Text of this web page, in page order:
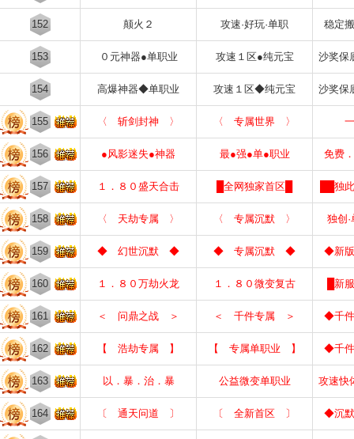
152 颠火２ 攻速·好玩·单职 稳定
153 ０元神器●单职业 攻速１区●纯元宝 沙奖保
154 高爆神器◆单职业 攻速１区◆纯元宝 沙奖保
155 〈 斩剑封神 〉 〈 专属世界 〉
156 ●风影迷失●神器 最●强●单●职业 免费
157 １．８０盛天合击 █全网独家首区█ ██独
158 〈 天劫专属 〉 〈 专属沉默 〉 独创
159 ◆ 幻世沉默 ◆ ◆ 专属沉默 ◆ ◆新
160 １．８０万劫火龙 １．８０微变复古 █新
161 ＜ 问鼎之战 ＞ ＜ 千件专属 ＞ ◆千
162 【 浩劫专属 】 【 专属单职业 】 ◆千
163 以．暴．治．暴 公益微变单职业 攻速快
164 〔 通天问道 〕 〔 全新首区 〕 ◆沉